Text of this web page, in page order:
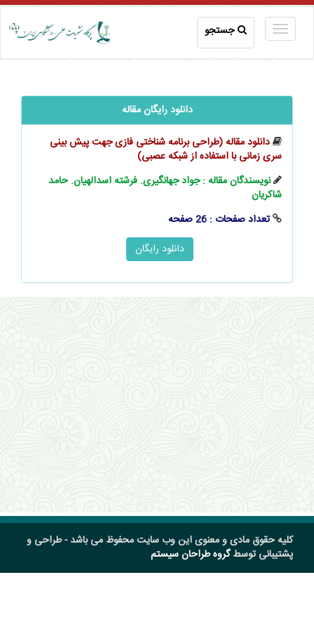
جستجو
دانلود رایگان مقاله
دانلود مقاله (طراحی برنامه شناختی فازی جهت پیش بینی
سری زمانی با استفاده از شبکه عصبی)
نویسندگان مقاله : جواد جهانگیری. فرشته اسدالهیان. حامد
شاکریان
تعداد صفحات : 26 صفحه
کلیه حقوق مادی و معنوی این وب سایت محفوظ می باشد - طراحی و
پشتیبانی توسطگروه طراحان سیستم